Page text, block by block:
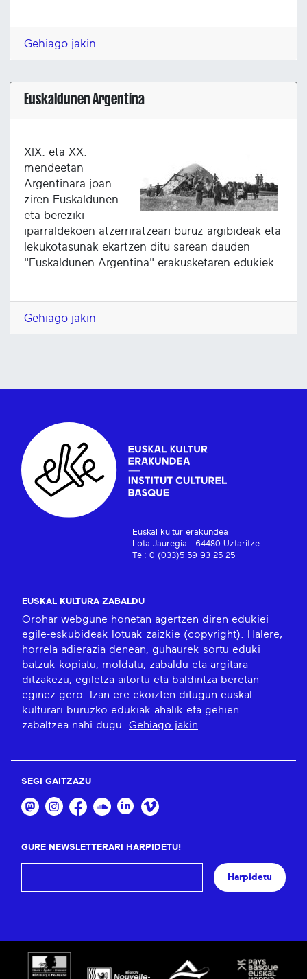
Gehiago jakin
Euskaldunen Argentina
XIX. eta XX.
mendeetan
Argentinara joan
ziren Euskaldunen
eta bereziki
iparraldekoen atzerriratzeari buruz argibideak eta
lekukotasunak ekartzen ditu sarean dauden
"Euskaldunen Argentina" erakusketaren edukiek.
Gehiago jakin
Euskal kultur erakundea
Lota Jauregia - 64480 Uztaritze
Tel: 0 (033)5 59 93 25 25
EUSKAL KULTURA ZABALDU
Orohar webgune honetan agertzen diren edukiei
egile-eskubideak lotuak zaizkie (copyright). Halere,
horrela adierazia denean, guhaurek sortu eduki
batzuk kopiatu, moldatu, zabaldu eta argitara
ditzakezu, egiletza aitortu eta baldintza beretan
eginez gero. Izan ere ekoizten ditugun euskal
kulturari buruzko edukiak ahalik eta gehien
zabaltzea nahi dugu. Gehiago jakin
SEGI GAITZAZU
GURE NEWSLETTERARI HARPIDETU!
Harpidetu